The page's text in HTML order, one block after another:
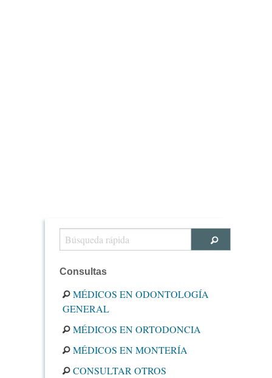
Consultas
MÉDICOS EN ODONTOLOGÍA
GENERAL
MÉDICOS EN ORTODONCIA
MÉDICOS EN MONTERÍA
CONSULTAR OTROS